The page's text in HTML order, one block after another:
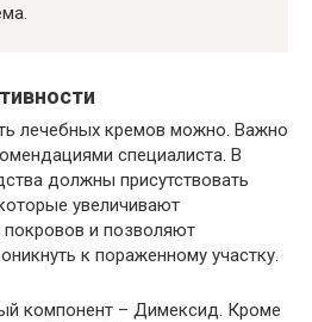
лечебных кремов можно. Важно
специалиста. В
должны присутствовать
увеличивают
и позволяют
к пораженному участку.
компонент – Димексид. Кроме